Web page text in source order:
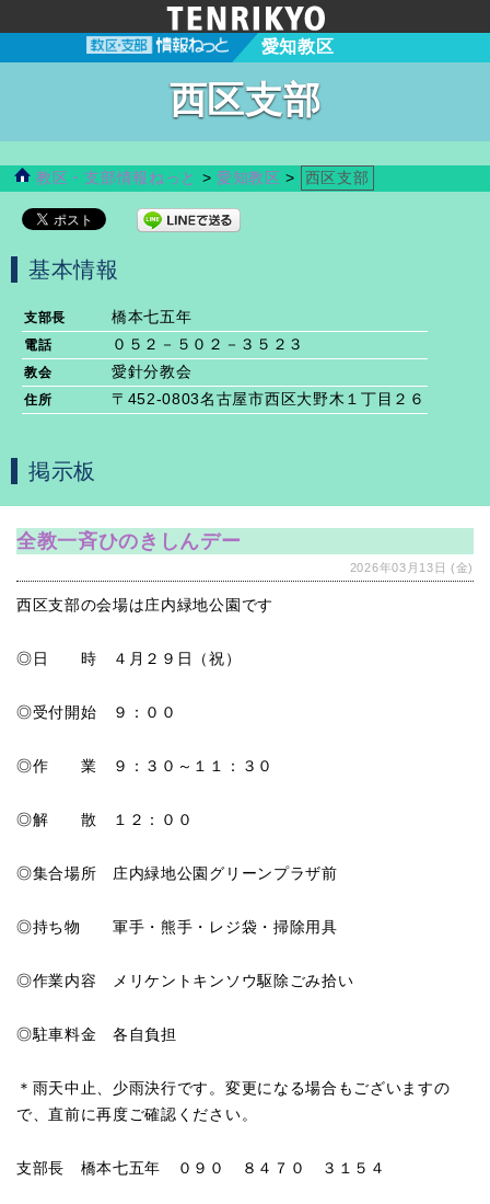
愛知教区
西区支部
教区・支部情報ねっと > 愛知教区 > 西区支部
基本情報
支部長 橋本七五年
電話 ０５２－５０２－３５２３
教会 愛針分教会
住所 〒452-0803名古屋市西区大野木１丁目２６
掲示板
全教一斉ひのきしんデー
2026年03月13日 (金)
西区支部の会場は庄内緑地公園です
◎日 時 ４月２９日（祝）
◎受付開始 ９：００
◎作 業 ９：３０～１１：３０
◎解 散 １２：００
◎集合場所 庄内緑地公園グリーンプラザ前
◎持ち物 軍手・熊手・レジ袋・掃除用具
◎作業内容 メリケントキンソウ駆除ごみ拾い
◎駐車料金 各自負担
＊雨天中止、少雨決行です。変更になる場合もございますの
で、直前に再度ご確認ください。
支部長 橋本七五年 ０９０ ８４７０ ３１５４